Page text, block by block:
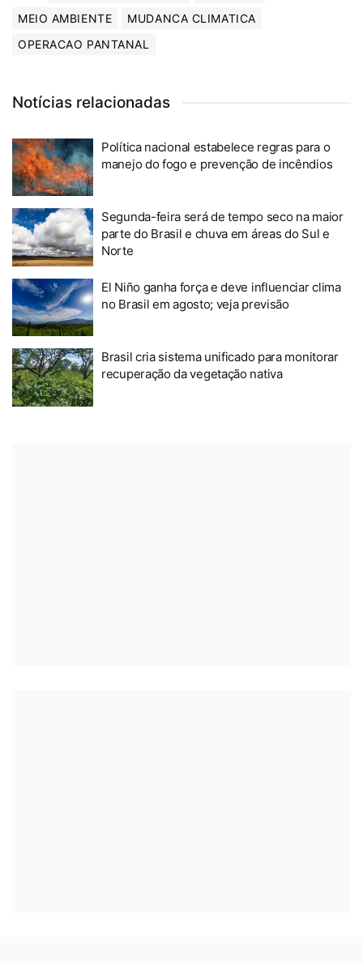
MEIO AMBIENTE
MUDANCA CLIMATICA
OPERACAO PANTANAL
Notícias relacionadas
Política nacional estabelece regras para o
manejo do fogo e prevenção de incêndios
Segunda-feira será de tempo seco na maior
parte do Brasil e chuva em áreas do Sul e
Norte
El Niño ganha força e deve influenciar clima
no Brasil em agosto; veja previsão
Brasil cria sistema unificado para monitorar
recuperação da vegetação nativa